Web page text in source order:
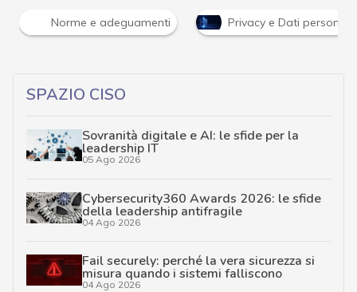
Norme e adeguamenti Privacy e Dati personali
SPAZIO CISO
Sovranità digitale e AI: le sfide per la
leadership IT
05 Ago 2026
Cybersecurity360 Awards 2026: le sfide
della leadership antifragile
04 Ago 2026
Fail securely: perché la vera sicurezza si
misura quando i sistemi falliscono
04 Ago 2026